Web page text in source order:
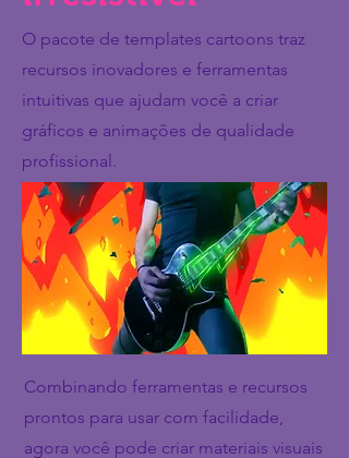
O pacote de templates cartoons traz
recursos inovadores e ferramentas
intuitivas que ajudam você a criar
gráficos e animações de qualidade
profissional.
Combinando ferramentas e recursos
prontos para usar com facilidade,
agora você pode criar materiais visuais